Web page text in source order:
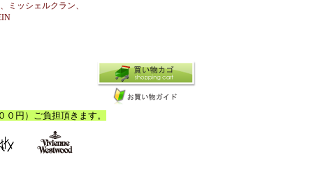
ミッシェルクラン、